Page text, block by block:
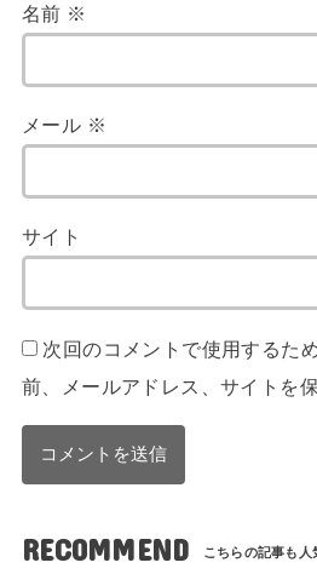
名前 ※
メール ※
サイト
次回のコメントで使用するた
前、メールアドレス、サイトを保
RECOMMEND